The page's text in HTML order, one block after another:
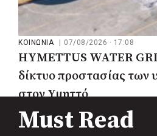
ΚΟΙΝΩΝΙΑ | 07/08/2026 · 17:08
HYMETTUS WATER
δίκτυο προστασίας των
στον Υμηττό
Must Read